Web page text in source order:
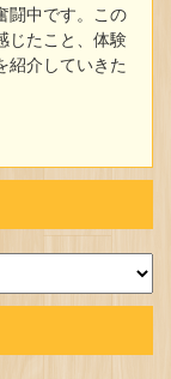
闘中です。この
じたこと、体験
紹介していきた